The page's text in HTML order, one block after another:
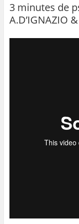
3 minutes de
A.D’IGNAZIO